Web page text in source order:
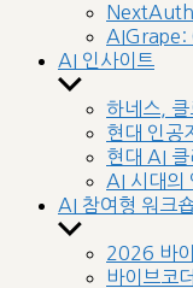
AIGrape:
AI 인사이트
Show
sub
menu
하네스,
현대 인공
현대 AI 클
AI 시대의
AI 참여형 워크
Show
sub
menu
2026 바
바이브코